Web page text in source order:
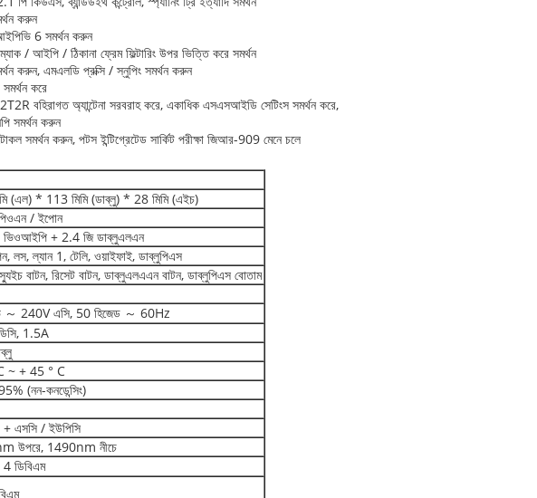
করুন
6 সমর্থন করুন
/ আইপি / ঠিকানা ফ্রেম ফিল্টারিং উপর ভিত্তি করে সমর্থন
করুন, এমএলডি প্রক্সি / স্নুপিং সমর্থন করুন
করে
বহিরাগত অ্যান্টেনা সরবরাহ করে, একাধিক এসএসআইডি সেটিংস সমর্থন করে,
সমর্থন করুন
সমর্থন করুন, পটস ইন্টিগ্রেটেড সার্কিট পরীক্ষা জিআর-909 মেনে চলে
(এল) * 113 মিমি (ডাব্লু) * 28 মিমি (এইচ)
/ ইপোন
+ 2.4 জি ডাব্লুএলএন
লস, ল্যান 1, টেলি, ওয়াইফাই, ডাব্লুপিএস
বাটন, রিসেট বাটন, ডাব্লুএলএএন বাটন, ডাব্লুপিএস বোতাম
～ 240V এসি, 50 হিজেড ～ 60Hz
1.5A
~ + 45 ° C
(নন-কনডেন্সিং)
+ এসসি / ইউপিসি
উপরে, 1490nm নীচে
ডিবিএম